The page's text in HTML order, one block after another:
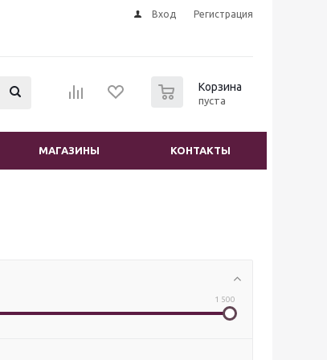
Вход Регистрация
Корзина
пуста
МАГАЗИНЫ КОНТАКТЫ
1 500